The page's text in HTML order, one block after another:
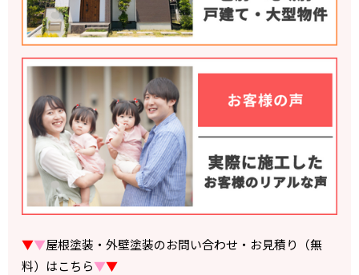
▼▼屋根塗装・外壁塗装のお問い合わせ・お見積り（無
料）はこちら▼▼